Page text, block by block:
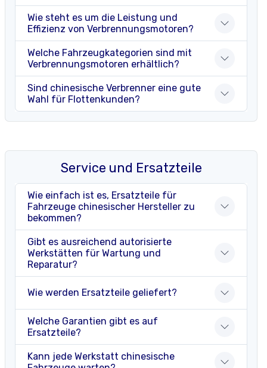
Wie steht es um die Leistung und
Effizienz von Verbrennungsmotoren?
Welche Fahrzeugkategorien sind mit
Verbrennungsmotoren erhältlich?
Sind chinesische Verbrenner eine gute
Wahl für Flottenkunden?
Service und Ersatzteile
Wie einfach ist es, Ersatzteile für
Fahrzeuge chinesischer Hersteller zu
bekommen?
Gibt es ausreichend autorisierte
Werkstätten für Wartung und
Reparatur?
Wie werden Ersatzteile geliefert?
Welche Garantien gibt es auf
Ersatzteile?
Kann jede Werkstatt chinesische